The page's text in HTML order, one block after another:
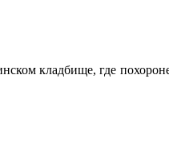
кладбище, где